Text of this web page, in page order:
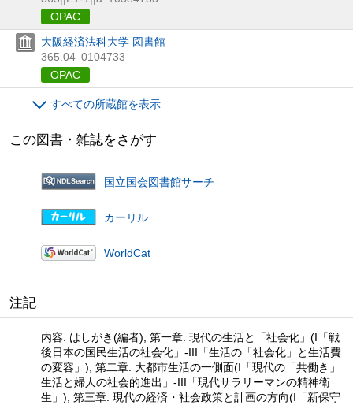
OPAC
大阪経済法科大学 図書館
365.04 0104733
OPAC
すべての所蔵館を表示
この図書・雑誌をさがす
国立国会図書館サーチ
カーリル
WorldCat
注記
内容: はしがき(編者), 第一章: 現代の生活と「社会化」(I「戦
後日本の国民生活の社会化」-III「生活の「社会化」と生活費
の変容」), 第二章: 大都市生活の一側面(I「現代の「共働き」
生活と婦人の社会的進出」-III「現代サラリーマンの精神衛
生」), 第三章: 現代の経済・社会政策と計画の方向(I「新保守